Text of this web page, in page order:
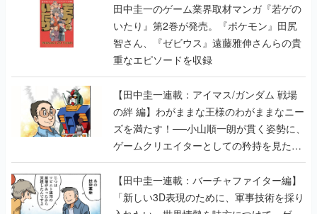
田中圭一のゲーム業界取材マンガ『若ゲの
いたり』第2巻が発売。『ポケモン』田尻
智さん、『ゼビウス』遠藤雅伸さんらの貴
重なエピソードを収録
【田中圭一連載：アイマス/ガンダム 戦場
の絆 編】わがままな王様のわがままなニー
ズを満たす！──小山順一朗が貫く姿勢に、
ゲームクリエイターとしての矜持を見た
【若ゲのいたり最終回】
【田中圭一連載：バーチャファイター編】
「新しい3D表現のために、軍事技術を採り